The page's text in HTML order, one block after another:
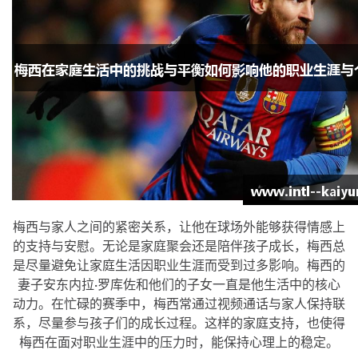
梅西与家人之间的紧密关系，让他在球场外能够获得情感上
的支持与安慰。无论是家庭聚会还是陪伴孩子成长，梅西总
是尽量避免让家庭生活因职业生涯而受到过多影响。梅西的
妻子安东内拉·罗库佐和他们的子女一直是他生活中的核心
动力。在忙碌的赛季中，梅西常通过视频通话与家人保持联
系，尽量参与孩子们的成长过程。这样的家庭支持，也使得
梅西在面对职业生涯中的压力时，能保持心理上的稳定。